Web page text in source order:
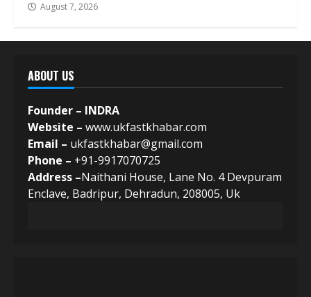
August 7, 2026
ABOUT US
Founder – INDRA
Website – www.ukfastkhabar.com
Email – ukfastkhabar@gmail.com
Phone – +91-9917070725
Address –Naithani House, Lane No. 4 Devpuram
Enclave, Badripur, Dehradun, 208005, Uk